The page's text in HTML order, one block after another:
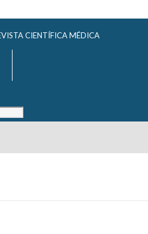
CIENTÍFICA MÉDICA